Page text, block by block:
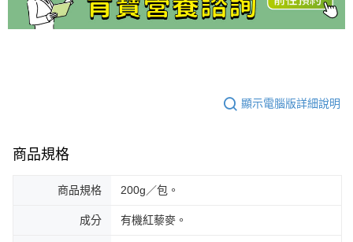
顯示電腦版詳細說明
商品規格
商品規格 200g／包。
成分 有機紅藜麥。